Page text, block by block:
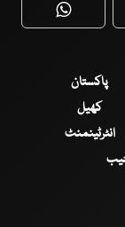
پاکستان
کھیل
انٹرٹینمنٹ